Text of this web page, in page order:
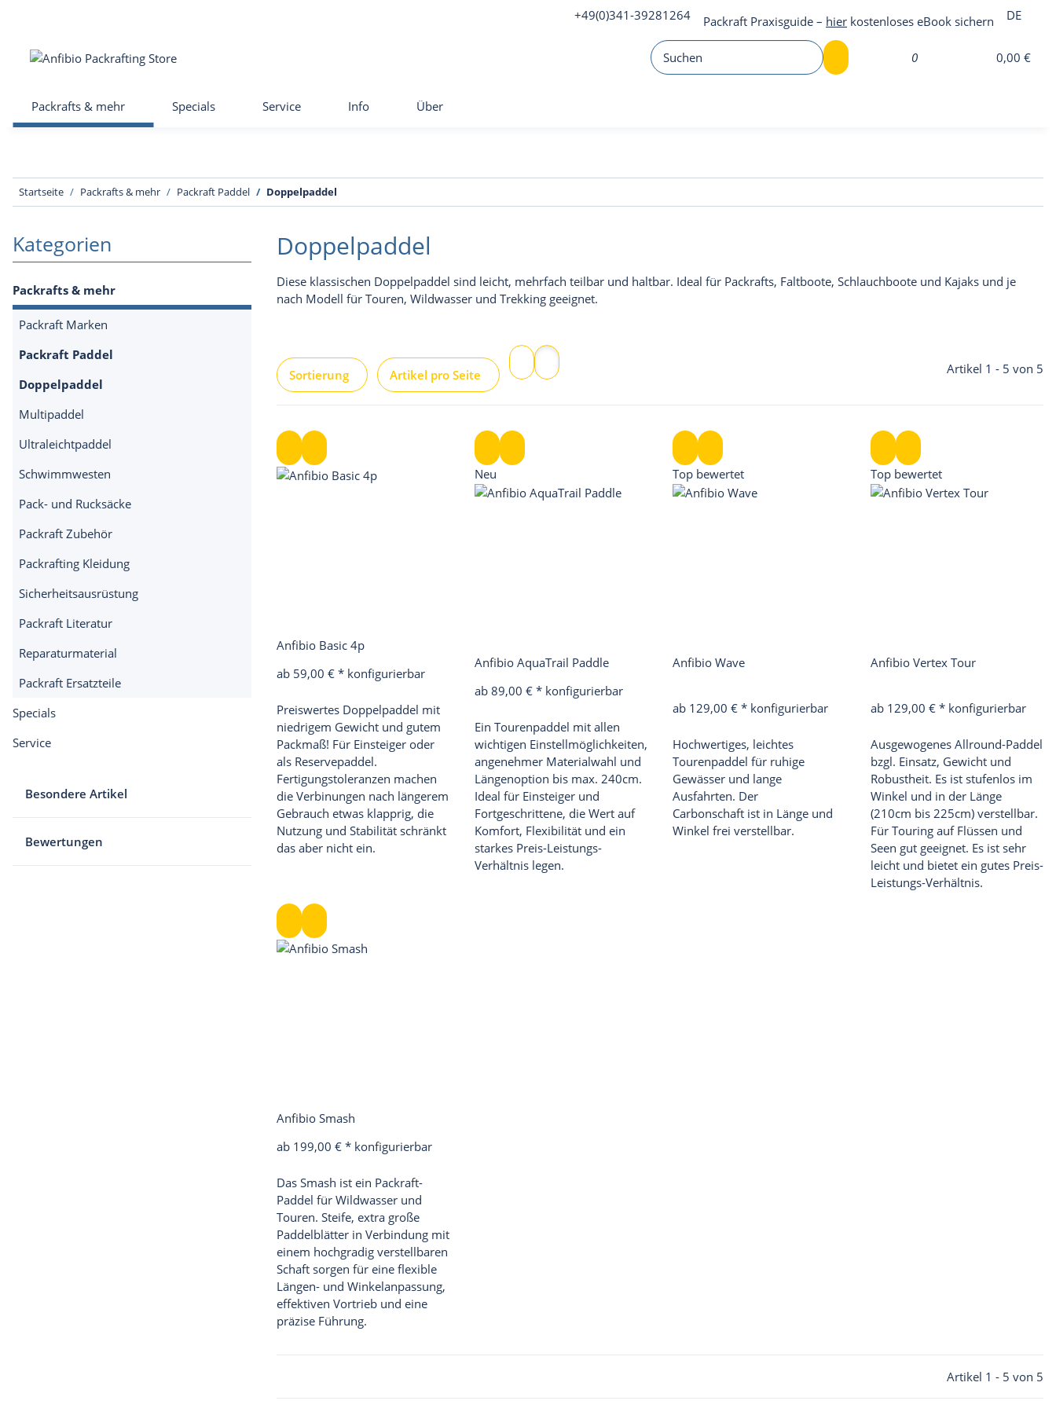
DE
Packraft Praxisguide – hier kostenloses eBook sichern
+49(0)341-39281264
0 0,00 €
Packrafts & mehr Specials Service Info Über
Startseite Packrafts & mehr Packraft Paddel Doppelpaddel
Doppelpaddel
Diese klassischen Doppelpaddel sind leicht, mehrfach teilbar und haltbar. Ideal für Packrafts, Faltboote, Schlauchboote und Kajaks und je
nach Modell für Touren, Wildwasser und Trekking geeignet.
Sortierung Artikel pro Seite Artikel 1 - 5 von 5
Anfibio Basic 4p
ab 59,00 € * konfigurierbar
Preiswertes Doppelpaddel mit
niedrigem Gewicht und gutem
Packmaß! Für Einsteiger oder
als Reservepaddel.
Fertigungstoleranzen machen
die Verbinungen nach längerem
Gebrauch etwas klapprig, die
Nutzung und Stabilität schränkt
das aber nicht ein.
Neu
Anfibio AquaTrail Paddle
ab 89,00 € * konfigurierbar
Ein Tourenpaddel mit allen
wichtigen Einstellmöglichkeiten,
angenehmer Materialwahl und
Längenoption bis max. 240cm.
Ideal für Einsteiger und
Fortgeschrittene, die Wert auf
Komfort, Flexibilität und ein
starkes Preis-Leistungs-
Verhältnis legen.
Top bewertet
Anfibio Wave
ab 129,00 € * konfigurierbar
Hochwertiges, leichtes
Tourenpaddel für ruhige
Gewässer und lange
Ausfahrten. Der
Carbonschaft ist in Länge und
Winkel frei verstellbar.
Top bewertet
Anfibio Vertex Tour
ab 129,00 € * konfigurierbar
Ausgewogenes Allround-Paddel
bzgl. Einsatz, Gewicht und
Robustheit. Es ist stufenlos im
Winkel und in der Länge
(210cm bis 225cm) verstellbar.
Für Touring auf Flüssen und
Seen gut geeignet. Es ist sehr
leicht und bietet ein gutes Preis-
Leistungs-Verhältnis.
Anfibio Smash
ab 199,00 € * konfigurierbar
Das Smash ist ein Packraft-
Paddel für Wildwasser und
Touren. Steife, extra große
Paddelblätter in Verbindung mit
einem hochgradig verstellbaren
Schaft sorgen für eine flexible
Längen- und Winkelanpassung,
effektiven Vortrieb und eine
präzise Führung.
Artikel 1 - 5 von 5
Kategorien
Packrafts & mehr
Packraft Marken
Packraft Paddel
Doppelpaddel
Multipaddel
Ultraleichtpaddel
Schwimmwesten
Pack- und Rucksäcke
Packraft Zubehör
Packrafting Kleidung
Sicherheitsausrüstung
Packraft Literatur
Reparaturmaterial
Packraft Ersatzteile
Specials
Service
Besondere Artikel
Bewertungen